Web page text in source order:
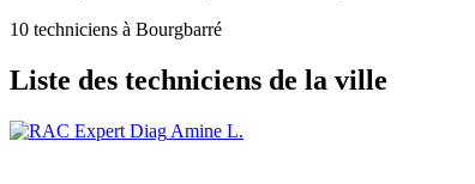
10 techniciens à Bourgbarré
Liste des techniciens de la ville
Amine L.